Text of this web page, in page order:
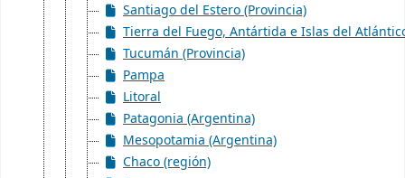
Santiago del Estero (Provincia)
Tierra del Fuego, Antártida e Islas del
Tucumán (Provincia)
Pampa
Litoral
Patagonia (Argentina)
Mesopotamia (Argentina)
Chaco (región)